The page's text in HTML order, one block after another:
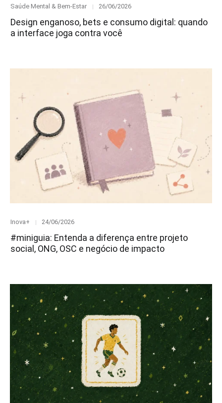
Category
Saúde Mental & Bem-Estar
Posted
26/06/2026
Design enganoso, bets e consumo digital: quando
a interface joga contra você
Category
Inova+
Posted
24/06/2026
#miniguia: Entenda a diferença entre projeto
social, ONG, OSC e negócio de impacto